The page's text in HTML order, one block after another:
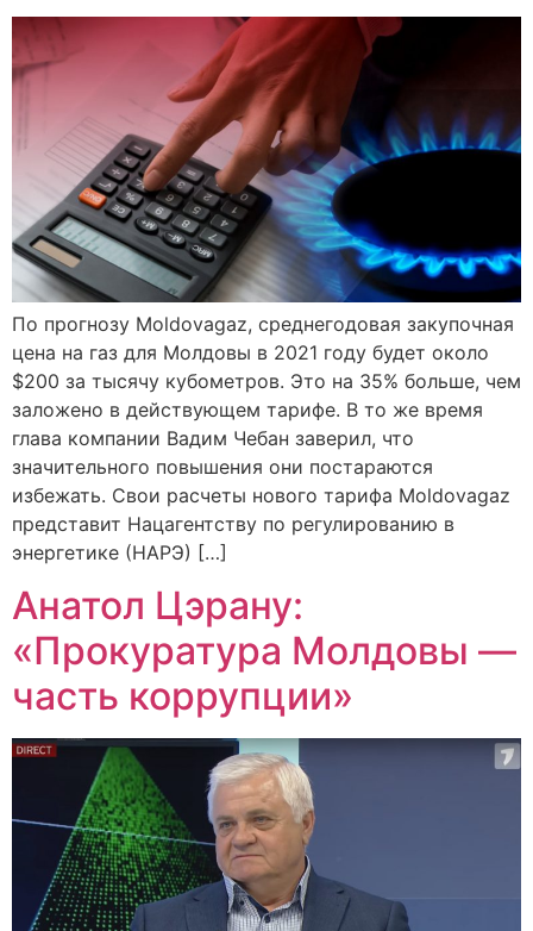
По прогнозу Moldovagaz, среднегодовая закупочная
цена на газ для Молдовы в 2021 году будет около
$200 за тысячу кубометров. Это на 35% больше, чем
заложено в действующем тарифе. В то же время
глава компании Вадим Чебан заверил, что
значительного повышения они постараются
избежать. Свои расчеты нового тарифа Moldovagaz
представит Нацагентству по регулированию в
энергетике (НАРЭ) […]
Анатол Цэрану:
«Прокуратура Молдовы —
часть коррупции»